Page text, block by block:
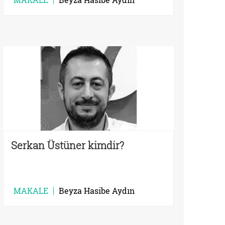
Serkan Üstüner kimdir?
MAKALE Beyza Hasibe Aydın